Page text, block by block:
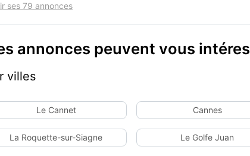
ses 79 annonces
annonces peuvent vous
villes
Le Cannet Cannes
La Roquette-sur-Siagne Le Golfe Juan